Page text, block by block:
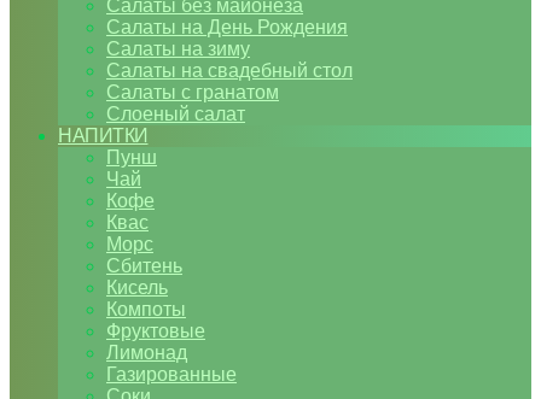
Салаты без майонеза
Салаты на День Рождения
Салаты на зиму
Салаты на свадебный стол
Салаты с гранатом
Слоеный салат
НАПИТКИ
Пунш
Чай
Кофе
Квас
Морс
Сбитень
Кисель
Компоты
Фруктовые
Лимонад
Газированные